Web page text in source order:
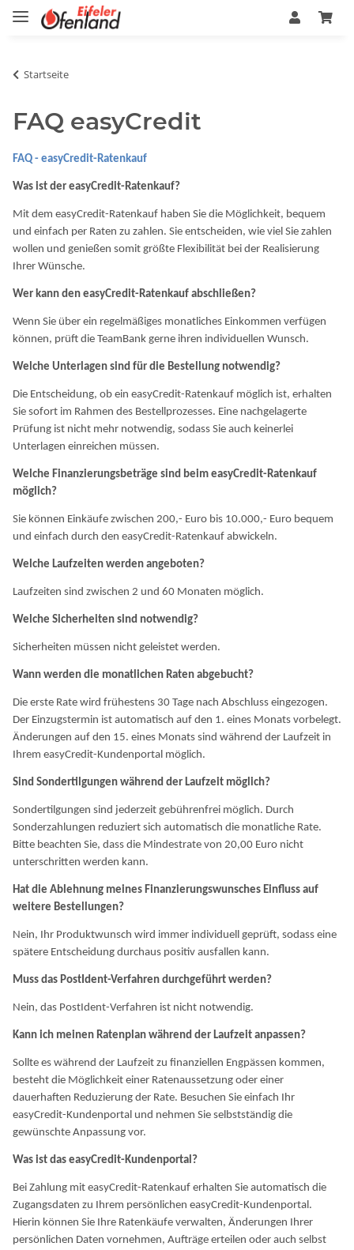
Startseite
FAQ easyCredit
FAQ - easyCredit-Ratenkauf
Was ist der easyCredit-Ratenkauf?
Mit dem easyCredit-Ratenkauf haben Sie die Möglichkeit, bequem
und einfach per Raten zu zahlen. Sie entscheiden, wie viel Sie zahlen
wollen und genießen somit größte Flexibilität bei der Realisierung
Ihrer Wünsche.
Wer kann den easyCredit-Ratenkauf abschließen?
Wenn Sie über ein regelmäßiges monatliches Einkommen verfügen
können, prüft die TeamBank gerne ihren individuellen Wunsch.
Welche Unterlagen sind für die Bestellung notwendig?
Die Entscheidung, ob ein easyCredit-Ratenkauf möglich ist, erhalten
Sie sofort im Rahmen des Bestellprozesses. Eine nachgelagerte
Prüfung ist nicht mehr notwendig, sodass Sie auch keinerlei
Unterlagen einreichen müssen.
Welche Finanzierungsbeträge sind beim easyCredit-Ratenkauf
möglich?
Sie können Einkäufe zwischen 200,- Euro bis 10.000,- Euro bequem
und einfach durch den easyCredit-Ratenkauf abwickeln.
Welche Laufzeiten werden angeboten?
Laufzeiten sind zwischen 2 und 60 Monaten möglich.
Welche Sicherheiten sind notwendig?
Sicherheiten müssen nicht geleistet werden.
Wann werden die monatlichen Raten abgebucht?
Die erste Rate wird frühestens 30 Tage nach Abschluss eingezogen.
Der Einzugstermin ist automatisch auf den 1. eines Monats vorbelegt.
Änderungen auf den 15. eines Monats sind während der Laufzeit in
Ihrem easyCredit-Kundenportal möglich.
Sind Sondertilgungen während der Laufzeit möglich?
Sondertilgungen sind jederzeit gebührenfrei möglich. Durch
Sonderzahlungen reduziert sich automatisch die monatliche Rate.
Bitte beachten Sie, dass die Mindestrate von 20,00 Euro nicht
unterschritten werden kann.
Hat die Ablehnung meines Finanzierungswunsches Einfluss auf
weitere Bestellungen?
Nein, Ihr Produktwunsch wird immer individuell geprüft, sodass eine
spätere Entscheidung durchaus positiv ausfallen kann.
Muss das PostIdent-Verfahren durchgeführt werden?
Nein, das PostIdent-Verfahren ist nicht notwendig.
Kann ich meinen Ratenplan während der Laufzeit anpassen?
Sollte es während der Laufzeit zu finanziellen Engpässen kommen,
besteht die Möglichkeit einer Ratenaussetzung oder einer
dauerhaften Reduzierung der Rate. Besuchen Sie einfach Ihr
easyCredit-Kundenportal und nehmen Sie selbstständig die
gewünschte Anpassung vor.
Was ist das easyCredit-Kundenportal?
Bei Zahlung mit easyCredit-Ratenkauf erhalten Sie automatisch die
Zugangsdaten zu Ihrem persönlichen easyCredit-Kundenportal.
Hierin können Sie Ihre Ratenkäufe verwalten, Änderungen Ihrer
persönlichen Daten vornehmen, Aufträge erteilen oder auch selbst